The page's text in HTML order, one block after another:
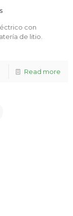
con
de litio.
Read more